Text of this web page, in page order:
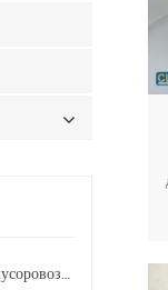
Компактный мусоровоз HOWO LHD 4x2 160 л.с. 12 куб. м